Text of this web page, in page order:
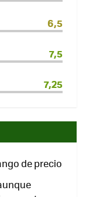
6,5
7,5
7,25
de precio